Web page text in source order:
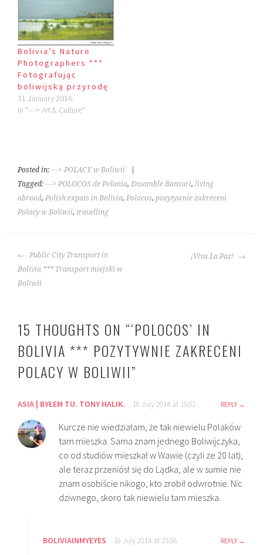
Bolivia’s Nature
Photographers ***
Fotografując
boliwijską przyrodę
31 January 2016
In "---> Art & Culture"
Posted in:---> POLACY w Boliwii
Tagged:---> POLOCOS de Polonia, Ensamble Bansuri, living
abroad, Polish expats in Bolivia, Polocos, pozytywnie zakreceni
Polacy w Boliwii, travelling
POST
NAVIGATION
Public City Transport in
Bolivia *** Transport miejski w
Boliwii
¡Viva La Paz!
15 THOUGHTS ON “‘POLOCOS’ IN
BOLIVIA *** POZYTYWNIE ZAKRECENI
POLACY W BOLIWII”
ASIA | BYŁEM TU. TONY HALIK. 16 July 2014 at 15:02 REPLY
Kurcze nie wiedziałam, że tak niewielu Polaków
tam mieszka. Sama znam jednego Boliwijczyka,
co od studiów mieszkał w Wawie (czyli ze 20 lat),
ale teraz przeniósł się do Lądka, ale w sumie nie
znam osobiście nikogo, kto zrobił odwrotnie. Nic
dziwnego, skoro tak niewielu tam mieszka.
BOLIVIAINMYEYES 16 July 2014 at 15:06 REPLY